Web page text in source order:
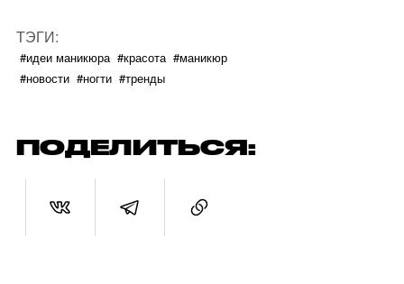
ТЭГИ:
#идеи маникюра #красота #маникюр
#новости #ногти #тренды
ПОДЕЛИТЬСЯ: